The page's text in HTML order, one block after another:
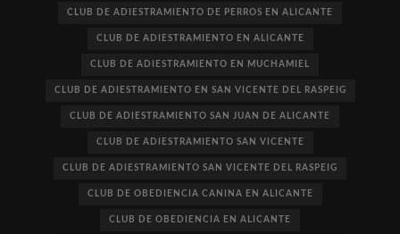
CLUB DE ADIESTRAMIENTO DE PERROS EN ALICANTE
CLUB DE ADIESTRAMIENTO EN ALICANTE
CLUB DE ADIESTRAMIENTO EN MUCHAMIEL
CLUB DE ADIESTRAMIENTO EN SAN VICENTE DEL RASPEIG
CLUB DE ADIESTRAMIENTO SAN JUAN DE ALICANTE
CLUB DE ADIESTRAMIENTO SAN VICENTE
CLUB DE ADIESTRAMIENTO SAN VICENTE DEL RASPEIG
CLUB DE OBEDIENCIA CANINA EN ALICANTE
CLUB DE OBEDIENCIA EN ALICANTE